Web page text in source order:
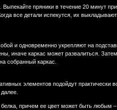
пряники в течение 20 минут
все детали испекутся, их
и одновременно укрепляют на
иначе каркас может развалиться.
собранный каркас.
элементов подойдут практически
причем ее цвет может быть любым